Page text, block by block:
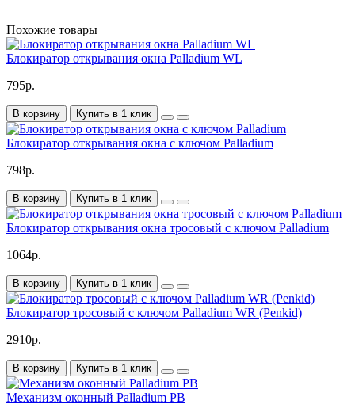
Похожие товары
Блокиратор открывания окна Palladium WL
795р.
В корзину Купить в 1 клик
Блокиратор открывания окна с ключом Palladium
798р.
В корзину Купить в 1 клик
Блокиратор открывания окна тросовый с ключом Palladium
1064р.
В корзину Купить в 1 клик
Блокиратор тросовый с ключом Palladium WR (Penkid)
2910р.
В корзину Купить в 1 клик
Механизм оконный Palladium PB